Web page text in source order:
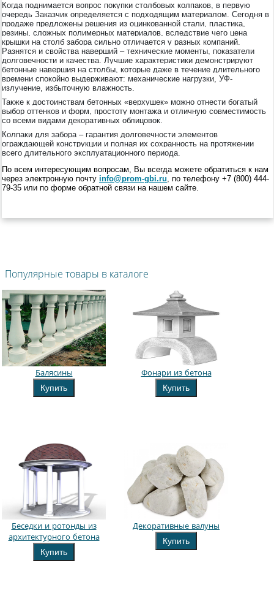
Когда поднимается вопрос покупки столбовых колпаков, в первую
очередь Заказчик определяется с подходящим материалом. Сегодня в
продаже предложены решения из оцинкованной стали, пластика,
резины, сложных полимерных материалов, вследствие чего цена
крышки на столб забора сильно отличается у разных компаний.
Разнятся и свойства наверший – технические моменты, показатели
долговечности и качества. Лучшие характеристики демонстрируют
бетонные навершия на столбы, которые даже в течение длительного
времени спокойно выдерживают: механические нагрузки, УФ-
излучение, избыточную влажность.
Также к достоинствам бетонных «верхушек» можно отнести богатый
выбор оттенков и форм, простоту монтажа и отличную совместимость
со всеми видами декоративных облицовок.
Колпаки для забора – гарантия долговечности элементов
ограждающей конструкции и полная их сохранность на протяжении
всего длительного эксплуатационного периода.
По всем интересующим вопросам, Вы всегда можете обратиться к нам
через электронную почту info@prom-gbi.ru, по телефону +7 (800) 444-
79-35 или по форме обратной связи на нашем сайте.
Популярные товары в каталоге
Балясины
Купить
Фонари из бетона
Купить
Беседки и ротонды из
архитектурного бетона
Купить
Декоративные валуны
Купить